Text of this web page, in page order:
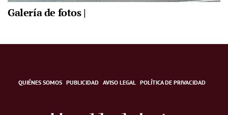
Galería de fotos |
QUIÉNES SOMOS PUBLICIDAD AVISO LEGAL POLÍTICA DE PRIVACIDAD